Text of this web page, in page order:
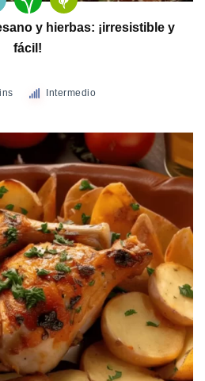
y hierbas: ¡irresistible y
fácil!
Intermedio